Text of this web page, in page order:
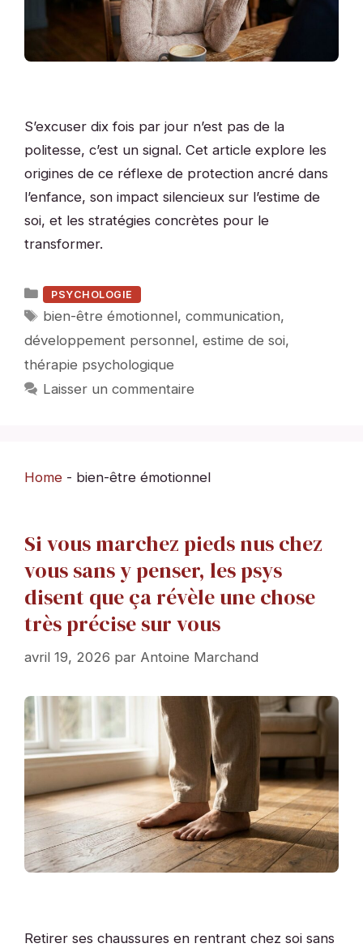
S’excuser dix fois par jour n’est pas de la
politesse, c’est un signal. Cet article explore les
origines de ce réflexe de protection ancré dans
l’enfance, son impact silencieux sur l’estime de
soi, et les stratégies concrètes pour le
transformer.
Catégories
PSYCHOLOGIE
Étiquettes
bien-être émotionnel,communication,
développement personnel, estime de soi,
thérapie psychologique
Laisser un commentaire
Home - bien-être émotionnel
Si vous marchez pieds nus chez
vous sans y penser, les psys
disent que ça révèle une chose
très précise sur vous
avril 19, 2026 par Antoine Marchand
Retirer ses chaussures en rentrant chez soi sans